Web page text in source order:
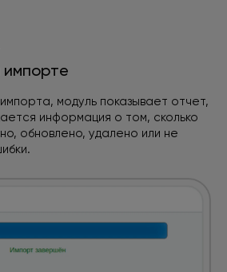
модуль показывает отчет,
информация о том, сколько
обновлено, удалено или не